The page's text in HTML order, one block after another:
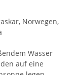
Norwegen,
Wasser
auf eine